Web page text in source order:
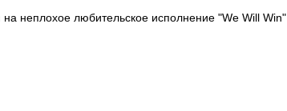
на неплохое любительское исполнение "We Will Win"